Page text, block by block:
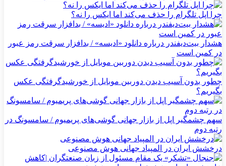
چرا اپل تلگرام را حذف می‌کند اما ایکس را نه؟
هشدار بیت‌دیفندر درباره دانلود «ادیسه» / بدافزار سرقت رمز عبور
در کمین است
چطور بدون آسیب دیدن دوربین موبایل از خورشیدگرفتگی عکس
بگیریم؟
سهم چشمگیر اپل از بازار جهانی گوشی‌های پریمیوم / سامسونگ در
رتبه دوم
درخشش ایران در المپیاد جهانی هوش مصنوعی